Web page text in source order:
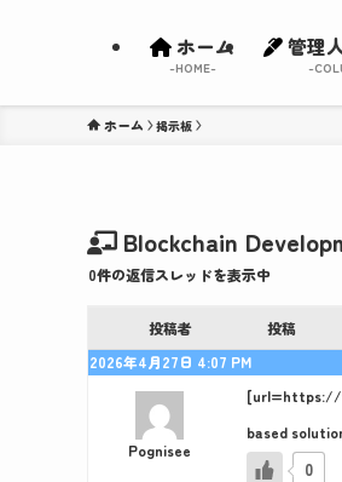
ホーム
-HOME-
管理
-
ホーム
Blockchain
0件の返信スレッドを表示中
投稿者
投稿
2026年4月27日 4:07 PM
Pognisee
[url=https://
based
0